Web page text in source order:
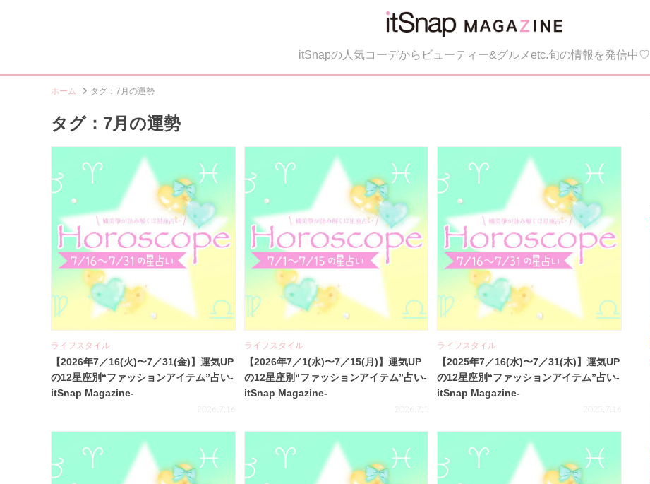
itSnapの人気コーデからビューティー&グルメetc.旬の情報を発信中♡
ホーム タグ：7月の運勢
タグ：7月の運勢
ライフスタイル
【2026年7／16(火)〜7／31(金)】運気UP
の12星座別“ファッションアイテム”占い-
itSnap Magazine-
2026.7.16
ライフスタイル
【2026年7／1(水)〜7／15(月)】運気UP
の12星座別“ファッションアイテム”占い-
itSnap Magazine-
2026.7.1
ライフスタイル
【2025年7／16(水)〜7／31(木)】運気UP
の12星座別“ファッションアイテム”占い-
itSnap Magazine-
2025.7.16